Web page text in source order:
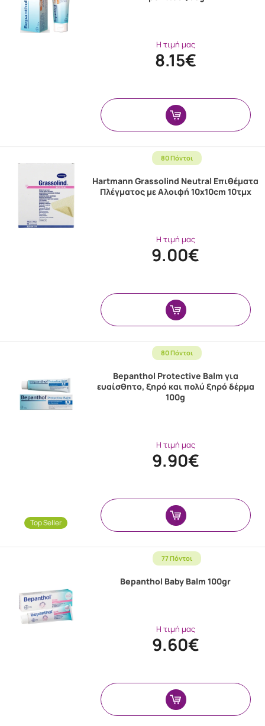
Η τιμή μας
8.15€
80 Πόντοι
Hartmann Grassolind Neutral Επιθέματα
Πλέγματος με Αλοιφή 10x10cm 10τμχ
Η τιμή μας
9.00€
80 Πόντοι
Top Seller
Bepanthol Protective Balm για
ευαίσθητο, ξηρό και πολύ ξηρό δέρμα
100g
Η τιμή μας
9.90€
77 Πόντοι
Bepanthol Baby Balm 100gr
Η τιμή μας
9.60€